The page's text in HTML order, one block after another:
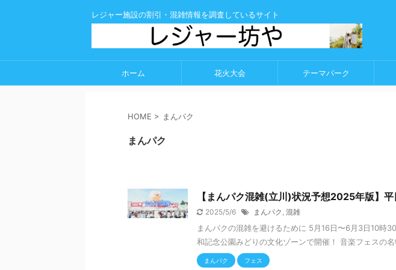
レジャー施設の割引・混雑情報を調査しているサイト
ホーム 花火大会 テーマパーク
HOME > まんパク
まんパク
【まんパク混雑(立川)状況予想2025年版】
2025/5/6 まんパク 混雑
まんパクの混雑を避けるために 5月16日〜6月3日10時
和記念公園みどりの文化ゾーンで開催！ 音楽フェスの
まんパク フェス